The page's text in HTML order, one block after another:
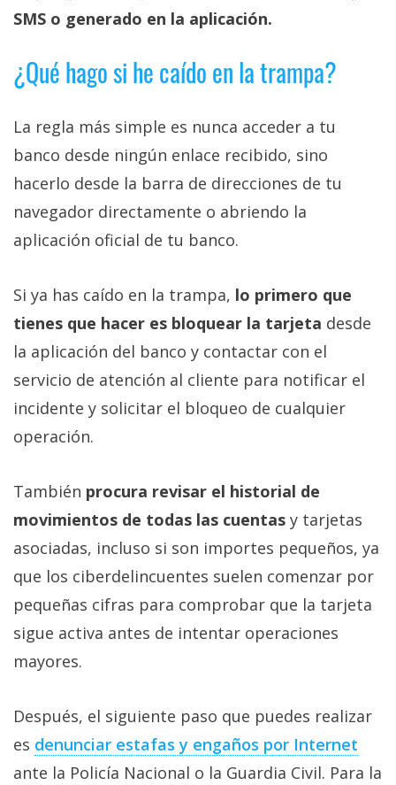
SMS o generado en la aplicación.
¿Qué hago si he caído en la trampa?
La regla más simple es nunca acceder a tu
banco desde ningún enlace recibido, sino
hacerlo desde la barra de direcciones de tu
navegador directamente o abriendo la
aplicación oficial de tu banco.
Si ya has caído en la trampa, lo primero que
tienes que hacer es bloquear la tarjeta desde
la aplicación del banco y contactar con el
servicio de atención al cliente para notificar el
incidente y solicitar el bloqueo de cualquier
operación.
También procura revisar el historial de
movimientos de todas las cuentas y tarjetas
asociadas, incluso si son importes pequeños, ya
que los ciberdelincuentes suelen comenzar por
pequeñas cifras para comprobar que la tarjeta
sigue activa antes de intentar operaciones
mayores.
Después, el siguiente paso que puedes realizar
es denunciar estafas y engaños por Internet‎
ante la Policía Nacional o la Guardia Civil. Para la